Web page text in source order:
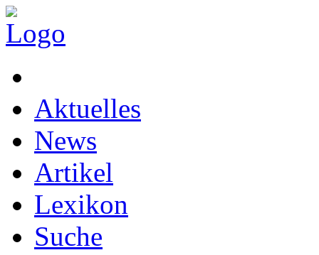
Aktuelles
News
Artikel
Lexikon
Suche